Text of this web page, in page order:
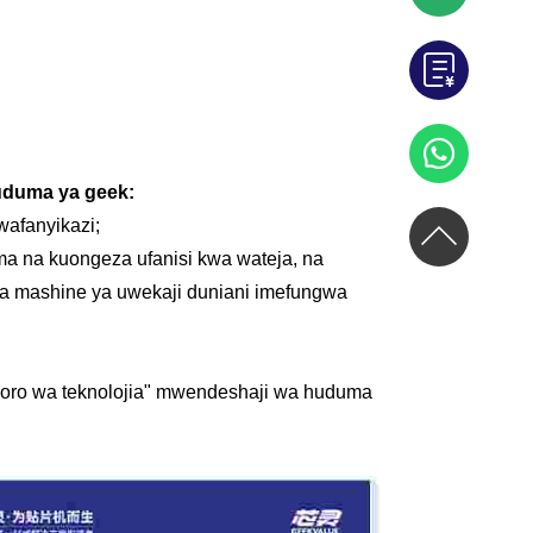
ya geek:
na kuongeza ufanisi kwa wateja, na
mashine ya uwekaji duniani imefungwa
wa teknolojia" mwendeshaji wa huduma